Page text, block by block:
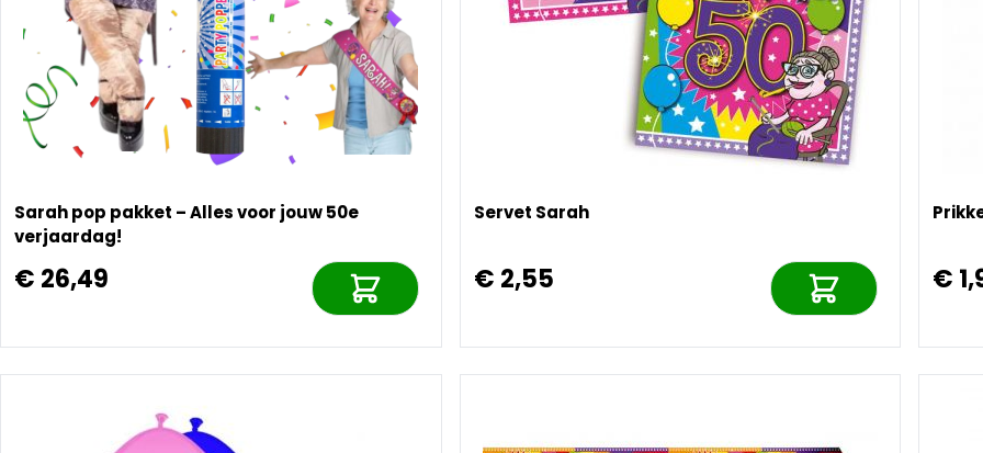
Sarah pop pakket – Alles voor jouw 50e
verjaardag!
€ 26,49
Servet Sarah
€ 2,55 €